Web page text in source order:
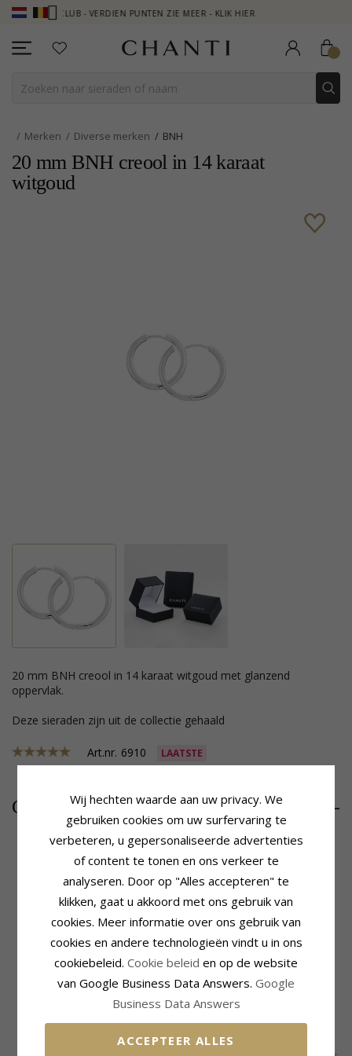
CLUB - VERDIEN PUNTEN ZIE MEER - KLIK HIER
Merken Diverse merken BNH
20 mm BNH creool in 14 karaat
witgoud
20 mm BNH creool in 14 karaat witgoud met glanzend
oppervlak.
Deze sieraden zijn uit de collectie gehaald
Art.nr. 6910 LAATSTE
CHANTI prijs 1419,-
Productinformatie
Bijvoeglijk Naamwoord:
20 mm
Oorbellen:Creool
Edelmetaal:14 Karaat Witgoud
Oppervlak: Glanzend
Afmeting
Diameter:
20 mm
2,2 mm
Levertijd
Levertijd: 4-5 Weekdagen
Wij hechten waarde aan uw privacy. We
gebruiken cookies om uw surfervaring te
verbeteren, u gepersonaliseerde advertenties
of content te tonen en ons verkeer te
analyseren. Door op "Alles accepteren" te
klikken, gaat u akkoord met ons gebruik van
cookies. Meer informatie over ons gebruik van
cookies en andere technologieën vindt u in ons
cookiebeleid. Cookie beleid en op de website
van Google Business Data Answers. Google
Business Data Answers
ACCEPTEER ALLES